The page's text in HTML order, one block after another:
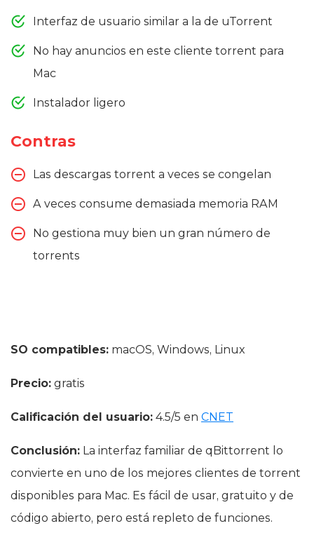
Interfaz de usuario similar a la de uTorrent
No hay anuncios en este cliente torrent para
Mac
Instalador ligero
Contras
Las descargas torrent a veces se congelan
A veces consume demasiada memoria RAM
No gestiona muy bien un gran número de
torrents
SO compatibles: macOS, Windows, Linux
Precio: gratis
Calificación del usuario: 4.5/5 en CNET
Conclusión: La interfaz familiar de qBittorrent lo
convierte en uno de los mejores clientes de torrent
disponibles para Mac. Es fácil de usar, gratuito y de
código abierto, pero está repleto de funciones.